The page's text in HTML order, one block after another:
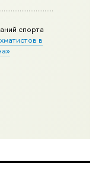
спорта
в